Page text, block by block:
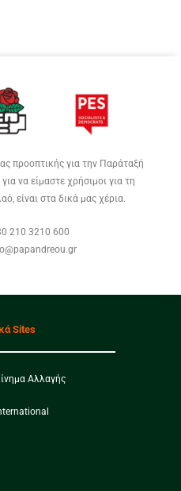
προοπτικής για την Παράταξή
να είμαστε χρήσιμοι για τη
είναι στα δικά μας χέρια.
210 3210 600
Sites
Αλλαγής